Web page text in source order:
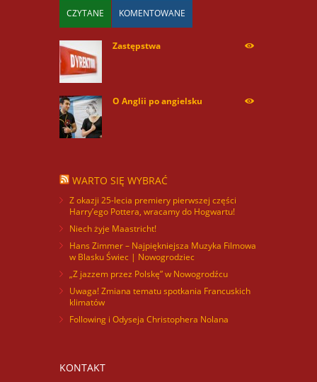
CZYTANE KOMENTOWANE
Zastępstwa
O Anglii po angielsku
WARTO SIĘ WYBRAĆ
Z okazji 25-lecia premiery pierwszej części
Harry’ego Pottera, wracamy do Hogwartu!
Niech żyje Maastricht!
Hans Zimmer – Najpiękniejsza Muzyka Filmowa
w Blasku Świec | Nowogrodziec
„Z jazzem przez Polskę” w Nowogrodźcu
Uwaga! Zmiana tematu spotkania Francuskich
klimatów
Following i Odyseja Christophera Nolana
KONTAKT